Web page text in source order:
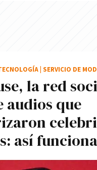
la red
audios que
así funciona
SERVICIO DE